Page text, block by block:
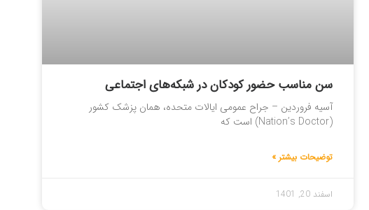
سن مناسب حضور کودکان در شبکه‌های اجتماعی
آسیه فروردین – جراح عمومی ایالات متحده، همان پزشک کشور
(Nation’s Doctor) است که
توضیحات بیشتر »
اسفند 20, 1401